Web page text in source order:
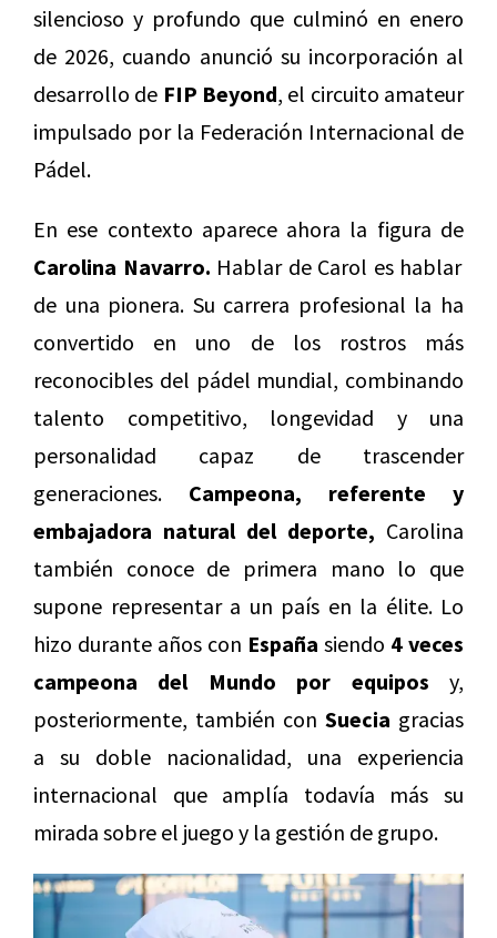
silencioso y profundo que culminó en enero
de 2026, cuando anunció su incorporación al
desarrollo de FIP Beyond, el circuito amateur
impulsado por la Federación Internacional de
Pádel.
En ese contexto aparece ahora la figura de
Carolina Navarro. Hablar de Carol es hablar
de una pionera. Su carrera profesional la ha
convertido en uno de los rostros más
reconocibles del pádel mundial, combinando
talento competitivo, longevidad y una
personalidad capaz de trascender
generaciones. Campeona, referente y
embajadora natural del deporte, Carolina
también conoce de primera mano lo que
supone representar a un país en la élite. Lo
hizo durante años con España siendo 4 veces
campeona del Mundo por equipos y,
posteriormente, también con Suecia gracias
a su doble nacionalidad, una experiencia
internacional que amplía todavía más su
mirada sobre el juego y la gestión de grupo.